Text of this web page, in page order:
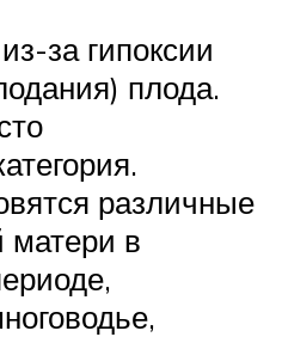
за гипоксии
плода.
различные
матери в